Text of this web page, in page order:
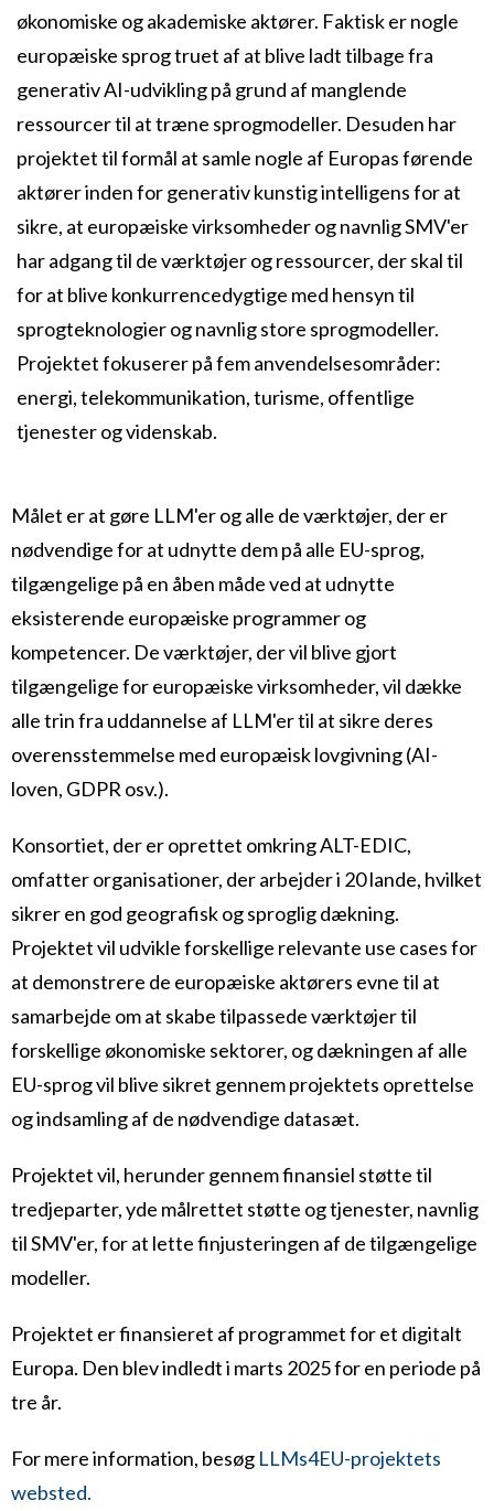
økonomiske og akademiske aktører. Faktisk er nogle
europæiske sprog truet af at blive ladt tilbage fra
generativ AI-udvikling på grund af manglende
ressourcer til at træne sprogmodeller. Desuden har
projektet til formål at samle nogle af Europas førende
aktører inden for generativ kunstig intelligens for at
sikre, at europæiske virksomheder og navnlig SMV'er
har adgang til de værktøjer og ressourcer, der skal til
for at blive konkurrencedygtige med hensyn til
sprogteknologier og navnlig store sprogmodeller.
Projektet fokuserer på fem anvendelsesområder:
energi, telekommunikation, turisme, offentlige
tjenester og videnskab.
Målet er at gøre LLM'er og alle de værktøjer, der er
nødvendige for at udnytte dem på alle EU-sprog,
tilgængelige på en åben måde ved at udnytte
eksisterende europæiske programmer og
kompetencer. De værktøjer, der vil blive gjort
tilgængelige for europæiske virksomheder, vil dække
alle trin fra uddannelse af LLM'er til at sikre deres
overensstemmelse med europæisk lovgivning (AI-
loven, GDPR osv.).
Konsortiet, der er oprettet omkring ALT-EDIC,
omfatter organisationer, der arbejder i 20 lande, hvilket
sikrer en god geografisk og sproglig dækning.
Projektet vil udvikle forskellige relevante use cases for
at demonstrere de europæiske aktørers evne til at
samarbejde om at skabe tilpassede værktøjer til
forskellige økonomiske sektorer, og dækningen af alle
EU-sprog vil blive sikret gennem projektets oprettelse
og indsamling af de nødvendige datasæt.
Projektet vil, herunder gennem finansiel støtte til
tredjeparter, yde målrettet støtte og tjenester, navnlig
til SMV'er, for at lette finjusteringen af de tilgængelige
modeller.
Projektet er finansieret af programmet for et digitalt
Europa. Den blev indledt i marts 2025 for en periode på
tre år.
For mere information, besøg LLMs4EU-projektets
websted.